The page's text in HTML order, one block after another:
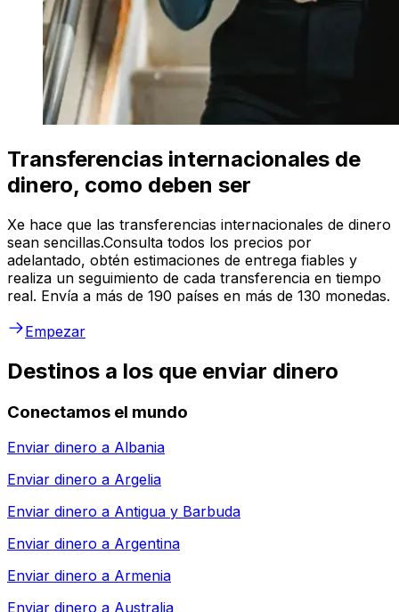
Transferencias internacionales de
dinero, como deben ser
Xe hace que las transferencias internacionales de dinero
sean sencillas.Consulta todos los precios por
adelantado, obtén estimaciones de entrega fiables y
realiza un seguimiento de cada transferencia en tiempo
real. Envía a más de 190 países en más de 130 monedas.
Empezar
Destinos a los que enviar dinero
Conectamos el mundo
Enviar dinero a Albania
Enviar dinero a Argelia
Enviar dinero a Antigua y Barbuda
Enviar dinero a Argentina
Enviar dinero a Armenia
Enviar dinero a Australia